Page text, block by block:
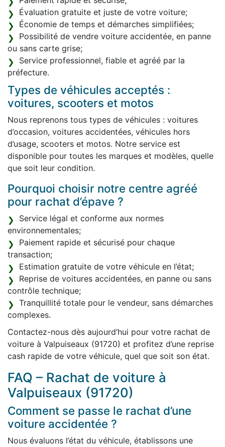
Évaluation gratuite et juste de votre voiture;
Économie de temps et démarches simplifiées;
Possibilité de vendre voiture accidentée, en panne
ou sans carte grise;
Service professionnel, fiable et agréé par la
préfecture.
Types de véhicules acceptés :
voitures, scooters et motos
Nous reprenons tous types de véhicules : voitures
d’occasion, voitures accidentées, véhicules hors
d’usage, scooters et motos. Notre service est
disponible pour toutes les marques et modèles, quelle
que soit leur condition.
Pourquoi choisir notre centre agréé
pour rachat d’épave ?
Service légal et conforme aux normes
environnementales;
Paiement rapide et sécurisé pour chaque
transaction;
Estimation gratuite de votre véhicule en l’état;
Reprise de voitures accidentées, en panne ou sans
contrôle technique;
Tranquillité totale pour le vendeur, sans démarches
complexes.
Contactez-nous dès aujourd’hui pour votre rachat de
voiture à Valpuiseaux (91720) et profitez d’une reprise
cash rapide de votre véhicule, quel que soit son état.
FAQ – Rachat de voiture à
Valpuiseaux (91720)
Comment se passe le rachat d’une
voiture accidentée ?
Nous évaluons l’état du véhicule, établissons une